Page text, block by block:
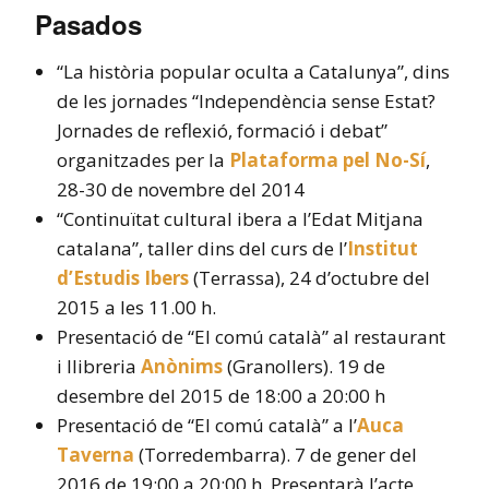
Pasados
“La història popular oculta a Catalunya”, dins
de les jornades “Independència sense Estat?
Jornades de reflexió, formació i debat”
organitzades per la Plataforma pel No-Sí,
28-30 de novembre del 2014
“Continuïtat cultural ibera a l’Edat Mitjana
catalana”, taller dins del curs de l’Institut
d’Estudis Ibers(Terrassa), 24 d’octubre del
2015 a les 11.00 h.
Presentació de “El comú català” al restaurant
i llibreria Anònims(Granollers). 19 de
desembre del 2015 de 18:00 a 20:00 h
Presentació de “El comú català” a l’Auca
Taverna (Torredembarra). 7 de gener del